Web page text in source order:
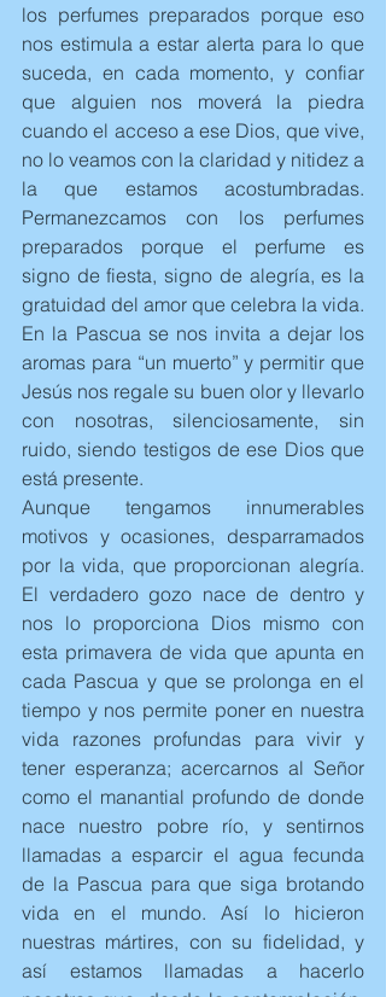
los perfumes preparados porque eso
nos estimula a estar alerta para lo que
suceda, en cada momento, y confiar
que alguien nos moverá la piedra
cuando el acceso a ese Dios, que vive,
no lo veamos con la claridad y nitidez a
la que estamos acostumbradas.
Permanezcamos con los perfumes
preparados porque el perfume es
signo de fiesta, signo de alegría, es la
gratuidad del amor que celebra la vida.
En la Pascua se nos invita a dejar los
aromas para “un muerto” y permitir que
Jesús nos regale su buen olor y llevarlo
con nosotras, silenciosamente, sin
ruido, siendo testigos de ese Dios que
está presente.
Aunque tengamos innumerables
motivos y ocasiones, desparramados
por la vida, que proporcionan alegría.
El verdadero gozo nace de dentro y
nos lo proporciona Dios mismo con
esta primavera de vida que apunta en
cada Pascua y que se prolonga en el
tiempo y nos permite poner en nuestra
vida razones profundas para vivir y
tener esperanza; acercarnos al Señor
como el manantial profundo de donde
nace nuestro pobre río, y sentirnos
llamadas a esparcir el agua fecunda
de la Pascua para que siga brotando
vida en el mundo. Así lo hicieron
nuestras mártires, con su fidelidad, y
así estamos llamadas a hacerlo